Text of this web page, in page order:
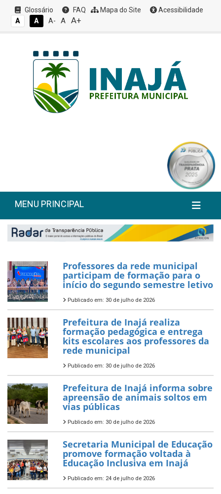
Glossário FAQ Mapa do Site
Acessibilidade
A
A A- A A+
MENU PRINCIPAL
Professores da rede municipal
participam de formação para o
início do segundo semestre letivo
Publicado em: 30 de julho de 2026
Prefeitura de Inajá realiza
formação pedagógica e entrega
kits escolares aos professores da
rede municipal
Publicado em: 30 de julho de 2026
Prefeitura de Inajá informa sobre
apreensão de animais soltos em
vias públicas
Publicado em: 30 de julho de 2026
Secretaria Municipal de Educação
promove formação voltada à
Educação Inclusiva em Inajá
Publicado em: 24 de julho de 2026